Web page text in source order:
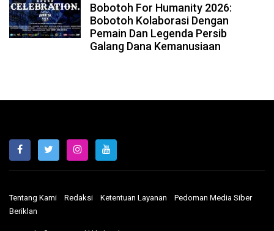
Bobotoh For Humanity 2026:
Bobotoh Kolaborasi Dengan
Pemain Dan Legenda Persib
Galang Dana Kemanusiaan
Tentang Kami Redaksi Ketentuan Layanan
Pedoman Media Siber
Beriklan